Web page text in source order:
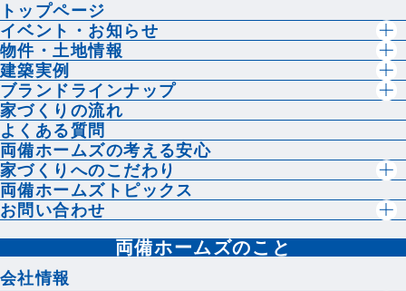
トップページ
イベント・お知らせ
物件・土地情報
建築実例
ブランドラインナップ
家づくりの流れ
よくある質問
両備ホームズの考える安心
家づくりへのこだわり
両備ホームズトピックス
お問い合わせ
両備ホームズのこと
会社情報